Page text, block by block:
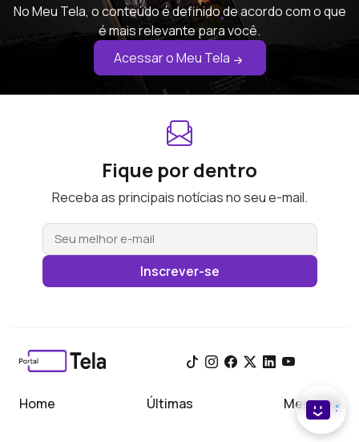
No Meu Tela, o conteúdo é definido de acordo com o que
é mais relevante para você.
Acessar o Meu Tela
Fique por dentro
Receba as principais notícias no seu e-mail.
Inscrever-se
Home Últimas Meu Tela